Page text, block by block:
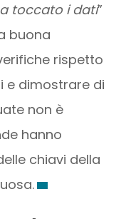
toccato i dati”
buona
rispetto
e dimostrare di
non è
hanno
chiavi della